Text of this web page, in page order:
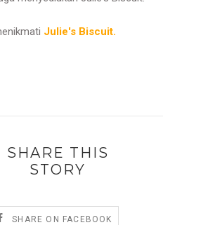
Julie's Biscuit.
SHARE THIS
STORY
SHARE ON FACEBOOK